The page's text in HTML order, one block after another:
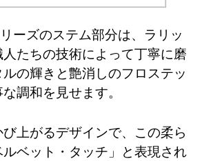
ーズのステム部分は、ラリッ
たちの技術によって丁寧に磨
の輝きと艶消しのフロステッ
調和を見せます。
上がるデザインで、この柔ら
ベット・タッチ」と表現され